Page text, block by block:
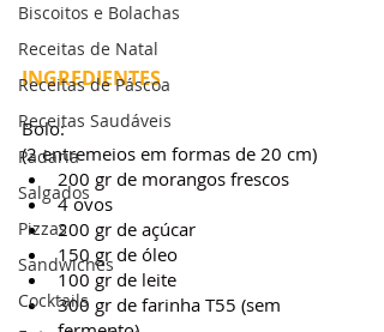
Biscoitos e Bolachas
Receitas de Natal
Receitas de Páscoa
Receitas Saudáveis
Padaria
Salgados
Pizzas
Sandwiches
Cocktails
INGREDIENTES
Bolo:
(2 entremeios em formas de 20 cm)
200 gr de morangos frescos
4 ovos
200 gr de açúcar
150 gr de óleo
100 gr de leite
300 gr de farinha T55 (sem